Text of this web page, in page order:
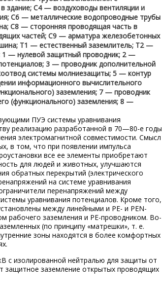
здание; С4 — воздуховоды вентиляции и
С6 — металлические водопроводные трубы
С8 — сторонняя проводящая часть в
частей; С9 — арматура железобетонных
Т1 — естественный заземлитель; Т2 —
1 — нулевой защитный проводник; 2 —
3 — проводник дополнительной
системы молниезащиты; 5 — контур
информационного вычислительного
заземления; 7 — проводник
(функционального) заземления; 8 —
ПУЭ системы уравнивания
реализацию разработанной в 70—80-е годы
электромагнитной совместимости. Смысл
в том, что при появлении импульса
все ее элементы приобретают
для людей и животных, улучшаются
обратных перекрытий (электрического
на системе уравнивания
перенапряжений между
уравнивания потенциалов. Кроме того,
между линейными и РЕ- и PEN-
рабочего заземления и РЕ-проводником. Во-
(по принципу «матрешки», т. е.
зоны находятся в более комфортных
с изолированной нейтралью для защиты от
защитное заземление открытых проводящих